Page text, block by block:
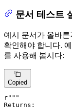
문서 테스트
예시 문서가 올바
확인해야 합니다.
를 사용해 봅시다:
Copied
r"""
Returns: